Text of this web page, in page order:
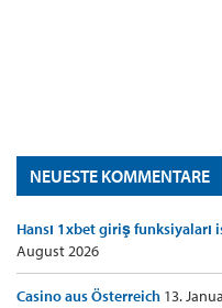
NEUESTE KOMMENTARE
Hansı 1xbet giriş funksiyaları
August 2026
Casino aus Österreich 13.